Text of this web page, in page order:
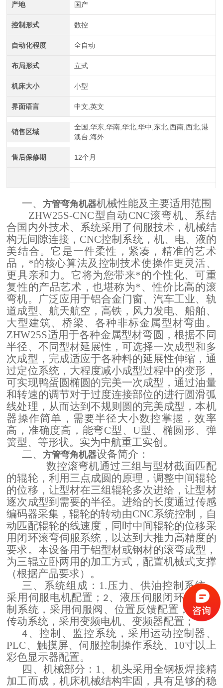
中航重工 大型拉弯机
江苏中航重工厂家定制四轴数控型材弯曲机
四辊卷板机生产厂家 20年新四轴卷圆机报价
大型卷板机厂家供应 四辊液压卷板设备
U形弯弧机 椭圆形弯滚机 弹簧型滚圆机
隧道桥梁拱架弯拱机 液压对称式弯曲机
产地 国产
控制形式 数控
自动化程度 全自动
布局形式 立式
机床大小 小型
界面语言 中文,英文
销售区域
全国,华东,华南,华北,华中,东北,西南,西北,港
澳台,海外
售后保修期 12个月
一、方管弯角机器机械性能及主要适用范围
ZHW25S-CNC型自动CNC滚弯机、系结
合国内外技术、 系统采用了伺服技术，机械结
构无间隙连接，CNC控制系统，机、电、液的
美结合。它是一件柔性，紧凑，精准的艺术
品，*的核心算法及控制技术使操作更灵活、
更具亲和力。它将为您带来*的个性化、可重
复性的产品艺术，也堪称为*、性价比高的滚
弯机。广泛应用于铝合金门窗、汽车工业、 轨
道成型、 航天航空，高铁，风力发电、船舶、
大型建筑、桥梁、各种非标金属型材弯曲。
ZHW25S适用于各种金属型材弯圆，根据不同
半径、 不同型材延展性，可选择一次成型和多
次成型，完成适应于各种料的延展性伸缩，通
过定位系统，大程度减小成型过程中的变形，
可实现鸭蛋圆椭圆的完美一次成型，通过油量
和转速的调节对于过度连接部位的进行圆滑弧
线处理，从而达到不规则圆的完美成型，本机
器操作简单，需要半径大小数控掌握，效率
高，准确度高，能弯C型、U型、椭圆形、弹
簧型、等形状。 实为中航重工实创。
二、方管弯角机器设备简介：
数控滚弯机通过三组与型材截面匹配
的辊轮，利用三点成圆的原理，调整中间辊轮
的位移，让型材在三组辊轮多次进给，让型材
逐次成型到需要的半径。进给的长度通过传感
编码器采集，辊轮的转动由CNC系统控制，自
动匹配辊轮的线速度，同时中间辊轮的位移采
用闭环滚弯伺服系统，以达到大推力高精度的
要求。 本设备用于铝型材或钢材的滚弯成型，
为三辊立 卧两用的加工方式 ，配置机械式支撑
（根据产品要求）。
三、 系统组成： 1.压力、供油控制系统，
采用伺服电机配置； 2、液压伺服闭环运动控
制系统，采用伺服阀、位置反馈配置；
3、轴
传动系统，采用变频电机、变频器配置；
4、控制、监控系统，采用运动控制器、
PLC、触摸屏、伺服控制操作系统、10寸以上
彩色显示器配置。
四、 机械部分 ： 1、机头采用全钢板焊接精
加工而成 ， 机床机械结构牢固，具有足够的稳